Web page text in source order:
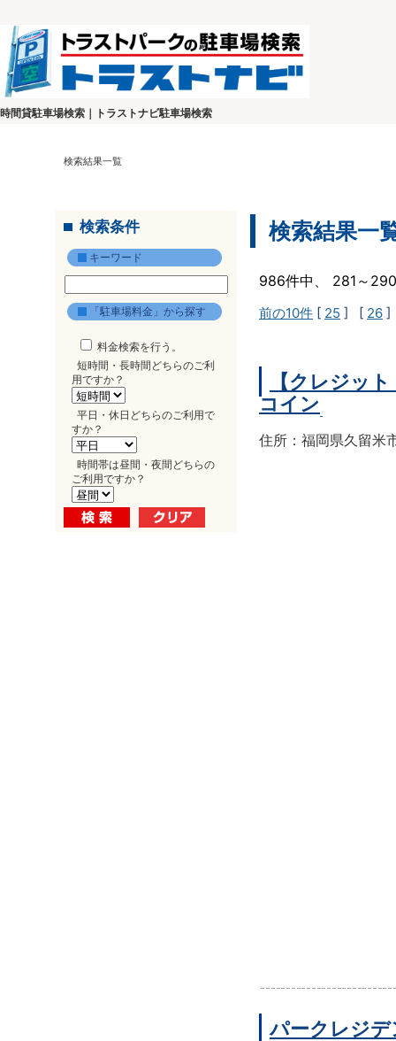
時間貸駐車場検索｜トラストナビ駐車場検索
検索結果一覧
検索条件
キーワード
「駐車場料金」から探す
料金検索を行う。
短時間・長時間どちらのご利
用ですか？
平日・休日どちらのご利用で
すか？
時間帯は昼間・夜間どちらの
ご利用ですか？
検索結果一
986件中、 281～
前の10件 [ 25 ] [ 26
【クレジッ
コイン
住所：福岡県久留米
パークレジデ